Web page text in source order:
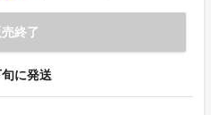
売終了
に発送